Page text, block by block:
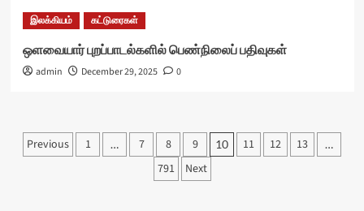
இலக்கியம் கட்டுரைகள்
ஒளவையார் புறப்பாடல்களில் பெண்நிலைப் பதிவுகள்
admin December 29, 2025 0
Posts
Previous 1 … 7 8 9 10 11 12 13 …
791 Next